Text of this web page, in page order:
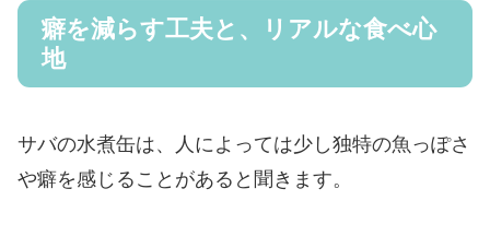
癖を減らす工夫と、リアルな食べ心
地
サバの水煮缶は、人によっては少し独特の魚っぽさ
や癖を感じることがあると聞きます。